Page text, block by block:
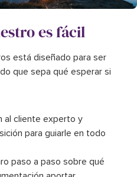
es fácil
está diseñado para ser
que sepa qué esperar si
al cliente experto y
para guiarle en todo
paso a paso sobre qué